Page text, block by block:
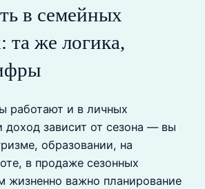
в семейных
та же логика,
работают и в личных
доход зависит от сезона — вы
образовании, на
в продаже сезонных
жизненно важно планирование